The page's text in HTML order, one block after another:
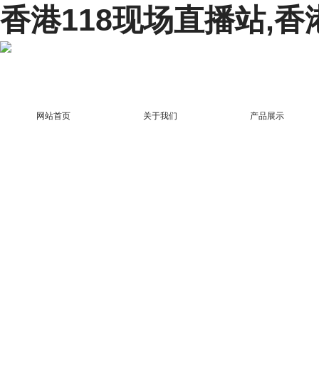
香港118现场直播站,香
网站首页 关于我们 产品展示